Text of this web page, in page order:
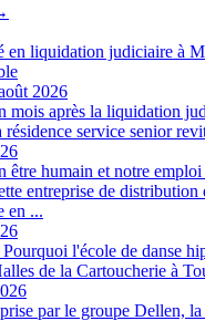
en liquidation judiciaire à
2026
mois après la liquidation
résidence service senior
être humain et notre emploi
entreprise de distribution
en ...
l'école de danse
de la Cartoucherie à
par le groupe Dellen, la